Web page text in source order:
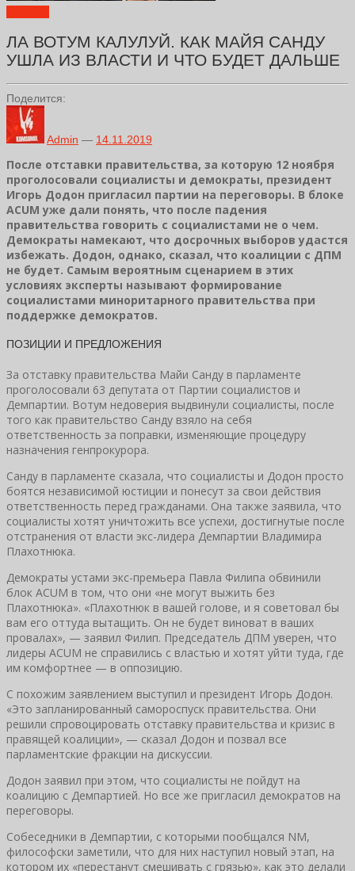
ЛА ВОТУМ КАЛУЛУЙ. КАК МАЙЯ САНДУ
УШЛА ИЗ ВЛАСТИ И ЧТО БУДЕТ ДАЛЬШЕ
Поделится:
Admin — 14.11.2019
После отставки правительства, за которую 12 ноября
проголосовали социалисты и демократы, президент
Игорь Додон пригласил партии на переговоры. В блоке
ACUM уже дали понять, что после падения
правительства говорить с социалистами не о чем.
Демократы намекают, что досрочных выборов удастся
избежать. Додон, однако, сказал, что коалиции с ДПМ
не будет. Самым вероятным сценарием в этих
условиях эксперты называют формирование
социалистами миноритарного правительства при
поддержке демократов.
ПОЗИЦИИ И ПРЕДЛОЖЕНИЯ
За отставку правительства Майи Санду в парламенте
проголосовали 63 депутата от Партии социалистов и
Демпартии. Вотум недоверия выдвинули социалисты, после
того как правительство Санду взяло на себя
ответственность за поправки, изменяющие процедуру
назначения генпрокурора.
Санду в парламенте сказала, что социалисты и Додон просто
боятся независимой юстиции и понесут за свои действия
ответственность перед гражданами. Она также заявила, что
социалисты хотят уничтожить все успехи, достигнутые после
отстранения от власти экс-лидера Демпартии Владимира
Плахотнюка.
Демократы устами экс-премьера Павла Филипа обвинили
блок ACUM в том, что они «не могут выжить без
Плахотнюка». «Плахотнюк в вашей голове, и я советовал бы
вам его оттуда вытащить. Он не будет виноват в ваших
провалах», — заявил Филип. Председатель ДПМ уверен, что
лидеры ACUM не справились с властью и хотят уйти туда, где
им комфортнее — в оппозицию.
С похожим заявлением выступил и президент Игорь Додон.
«Это запланированный самороспуск правительства. Они
решили спровоцировать отставку правительства и кризис в
правящей коалиции», — сказал Додон и позвал все
парламентские фракции на дискуссии.
Додон заявил при этом, что социалисты не пойдут на
коалицию с Демпартией. Но все же пригласил демократов на
переговоры.
Собеседники в Демпартии, с которыми пообщался NM,
философски заметили, что для них наступил новый этап, на
котором их «перестанут смешивать с грязью», как это делали